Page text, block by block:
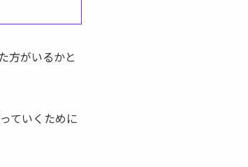
方がいるかと
ていくために